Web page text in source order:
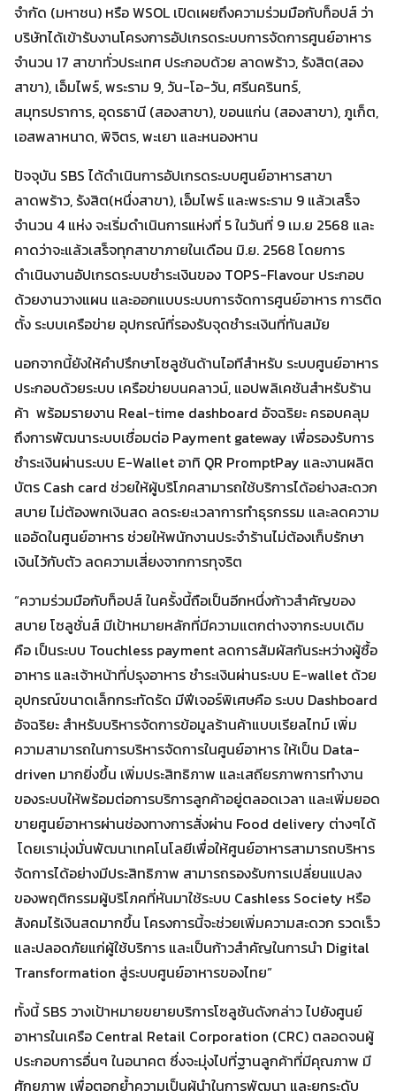
จำกัด (มหาชน) หรือ WSOL เปิดเผยถึงความร่วมมือกับท็อปส์ ว่า
บริษัทได้เข้ารับงานโครงการอัปเกรดระบบการจัดการศูนย์อาหาร
จำนวน 17 สาขาทั่วประเทศ ประกอบด้วย ลาดพร้าว, รังสิต(สอง
สาขา), เอ็มไพร์, พระราม 9, วัน-โอ-วัน, ศรีนครินทร์,
สมุทรปราการ, อุดรธานี (สองสาขา), ขอนแก่น (สองสาขา), ภูเก็ต,
เอสพลาหนาด, พิจิตร, พะเยา และหนองหาน
ปัจจุบัน SBS ได้ดำเนินการอัปเกรดระบบศูนย์อาหารสาขา
ลาดพร้าว, รังสิต(หนึ่งสาขา), เอ็มไพร์ และพระราม 9 แล้วเสร็จ
จำนวน 4 แห่ง จะเริ่มดำเนินการแห่งที่ 5 ในวันที่ 9 เม.ย 2568 และ
คาดว่าจะแล้วเสร็จทุกสาขาภายในเดือน มิ.ย. 2568 โดยการ
ดำเนินงานอัปเกรดระบบชำระเงินของ TOPS-Flavour ประกอบ
ด้วยงานวางแผน และออกแบบระบบการจัดการศูนย์อาหาร การติด
ตั้ง ระบบเครือข่าย อุปกรณ์ที่รองรับจุดชำระเงินที่ทันสมัย
นอกจากนี้ยังให้คำปรึกษาโซลูชันด้านไอทีสำหรับ ระบบศูนย์อาหาร
ประกอบด้วยระบบ เครือข่ายบนคลาวน์, แอปพลิเคชันสำหรับร้าน
ค้า พร้อมรายงาน Real-time dashboard อัจฉริยะ ครอบคลุม
ถึงการพัฒนาระบบเชื่อมต่อ Payment gateway เพื่อรองรับการ
ชำระเงินผ่านระบบ E-Wallet อาทิ QR PromptPay และงานผลิต
บัตร Cash card ช่วยให้ผู้บริโภคสามารถใช้บริการได้อย่างสะดวก
สบาย ไม่ต้องพกเงินสด ลดระยะเวลาการทำธุรกรรม และลดความ
แออัดในศูนย์อาหาร ช่วยให้พนักงานประจำร้านไม่ต้องเก็บรักษา
เงินไว้กับตัว ลดความเสี่ยงจากการทุจริต
“ความร่วมมือกับท็อปส์ ในครั้งนี้ถือเป็นอีกหนึ่งก้าวสำคัญของ
สบาย โซลูชั่นส์ มีเป้าหมายหลักที่มีความแตกต่างจากระบบเดิม
คือ เป็นระบบ Touchless payment ลดการสัมผัสกันระหว่างผู้ซื้อ
อาหาร และเจ้าหน้าที่ปรุงอาหาร ชำระเงินผ่านระบบ E-wallet ด้วย
อุปกรณ์ขนาดเล็กกระทัดรัด มีฟีเจอร์พิเศษคือ ระบบ Dashboard
อัจฉริยะ สำหรับบริหารจัดการข้อมูลร้านค้าแบบเรียลไทม์ เพิ่ม
ความสามารถในการบริหารจัดการในศูนย์อาหาร ให้เป็น Data-
driven มากยิ่งขึ้น เพิ่มประสิทธิภาพ และเสถียรภาพการทำงาน
ของระบบให้พร้อมต่อการบริการลูกค้าอยู่ตลอดเวลา และเพิ่มยอด
ขายศูนย์อาหารผ่านช่องทางการสั่งผ่าน Food delivery ต่างๆได้
โดยเรามุ่งมั่นพัฒนาเทคโนโลยีเพื่อให้ศูนย์อาหารสามารถบริหาร
จัดการได้อย่างมีประสิทธิภาพ สามารถรองรับการเปลี่ยนแปลง
ของพฤติกรรมผู้บริโภคที่หันมาใช้ระบบ Cashless Society หรือ
สังคมไร้เงินสดมากขึ้น โครงการนี้จะช่วยเพิ่มความสะดวก รวดเร็ว
และปลอดภัยแก่ผู้ใช้บริการ และเป็นก้าวสำคัญในการนำ Digital
Transformation สู่ระบบศูนย์อาหารของไทย”
ทั้งนี้ SBS วางเป้าหมายขยายบริการโซลูชันดังกล่าว ไปยังศูนย์
อาหารในเครือ Central Retail Corporation (CRC) ตลอดจนผู้
ประกอบการอื่นๆ ในอนาคต ซึ่งจะมุ่งไปที่ฐานลูกค้าที่มีคุณภาพ มี
ศักยภาพ เพื่อตอกย้ำความเป็นผู้นำในการพัฒนา และยกระดับ